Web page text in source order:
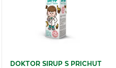
DOKTOR SIRUP S PRICHUT